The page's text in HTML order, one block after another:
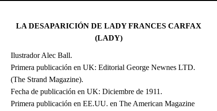
LA DESAPARICIÓN DE LADY FRANCES CARFAX
(LADY)
Ilustrador Alec Ball.
Primera publicación en UK: Editorial George Newnes LTD.
(The Strand Magazine).
Fecha de publicación en UK: Diciembre de 1911.
Primera publicación en EE.UU. en The American Magazine